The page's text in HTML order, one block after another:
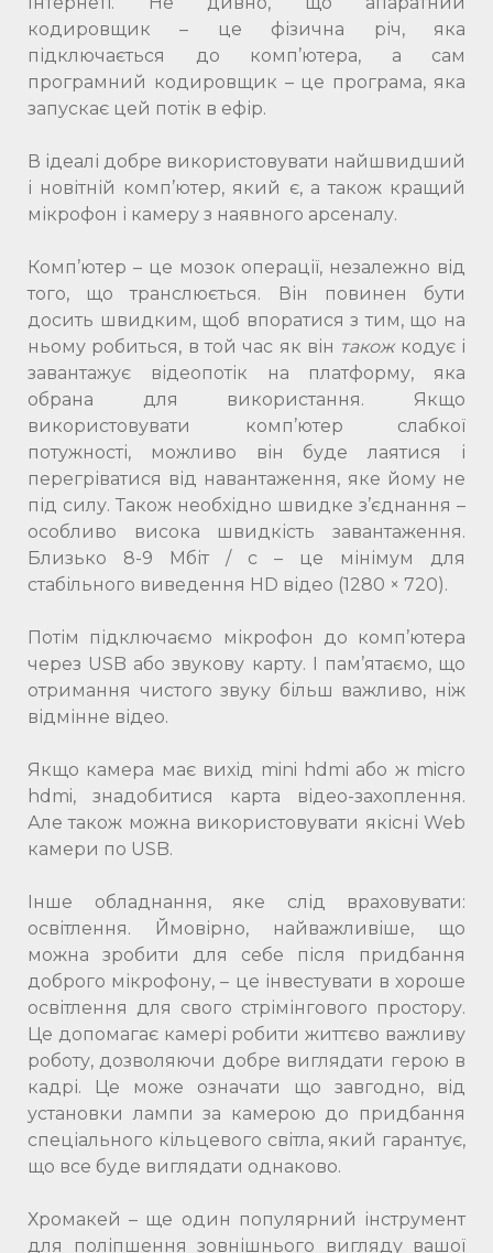
кодировщик – це фізична річ, яка
підключається до комп’ютера, а сам
програмний кодировщик – це програма, яка
запускає цей потік в ефір.
В ідеалі добре використовувати найшвидший
і новітній комп’ютер, який є, а також кращий
мікрофон і камеру з наявного арсеналу.
Комп’ютер – це мозок операції, незалежно від
того, що транслюється. Він повинен бути
досить швидким, щоб впоратися з тим, що на
ньому робиться, в той час як він такожкодує і
завантажує відеопотік на платформу, яка
обрана для використання. Якщо
використовувати комп’ютер слабкої
потужності, можливо він буде лаятися і
перегріватися від навантаження, яке йому не
під силу. Також необхідно швидке з’єднання –
особливо висока швидкість завантаження.
Близько 8-9 Мбіт / с – це мінімум для
стабільного виведення HD відео (1280 × 720).
Потім підключаємо мікрофон до комп’ютера
через USB або звукову карту. І пам’ятаємо, що
отримання чистого звуку більш важливо, ніж
відмінне відео.
Якщо камера має вихід mini hdmi або ж micro
hdmi, знадобитися карта відео-захоплення.
Але також можна використовувати якісні Web
камери по USB.
Інше обладнання, яке слід враховувати:
освітлення. Ймовірно, найважливіше, що
можна зробити для себе після придбання
доброго мікрофону, – це інвестувати в хороше
освітлення для свого стрімінгового простору.
Це допомагає камері робити життєво важливу
роботу, дозволяючи добре виглядати герою в
кадрі. Це може означати що завгодно, від
установки лампи за камерою до придбання
спеціального кільцевого світла, який гарантує,
що все буде виглядати однаково.
Хромакей – ще один популярний інструмент
для поліпшення зовнішнього вигляду вашої